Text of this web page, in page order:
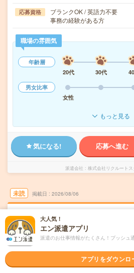
応募資格
ブランクOK / 英語力不要
事務の経験がある方
職場の雰囲気
年齢層
20代
30代
男女比率
女性
もっと見る
気になる! 応募へ進む
派遣会社 株式会社リクルート
未読 掲載日 2026/08/06
《時間相談OK！》派遣スタ
期！サポート事務！
大人気！
エン派遣アプリ
派遣のお仕事情報がたくさん！プッシュ
アプリをダウンロ